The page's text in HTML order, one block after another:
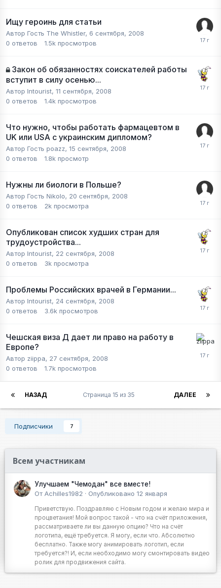
Ищу героинь для статьи
Автор Гость The Whistler, 6 сентября, 2008
0 ответов 1.5k просмотров
Закон об обязанностях соискателей работы
вступит в силу осенью...
Автор Intourist, 11 сентября, 2008
0 ответов 1.4k просмотров
Что нужно, чтобы работать фармацевтом в
UK или USA с украинским дипломом?
Автор Гость poazz, 15 сентября, 2008
0 ответов 1.8k просмотр
Нужны ли биологи в Польше?
Автор Гость Nikolo, 20 сентября, 2008
0 ответов 2k просмотра
Опубликован список худших стран для
трудоустройства...
Автор Intourist, 22 сентября, 2008
0 ответов 3k просмотра
Проблемы Российских врачей в Германии...
Автор Intourist, 24 сентября, 2008
0 ответов 3.6k просмотров
Чешская виза Д дает ли право на работу в
Европе?
Автор ziippa, 27 сентября, 2008
0 ответов 1.7k просмотров
НАЗАД ДАЛЕЕ
Страница 15 из 35
Подписчики 7
Всем участникам
Улучшаем "Чемодан" все вместе!
От Achilles1982 · Опубликовано 12 января
Приветствую. Поздравляю с Новым годом и желаю мира и
процветания! Мой вопрос такой - что на счёт приложения,
рассматриваете ли вы данную опцию? Что на счёт
логотипа, ещё требуется. Я могу, если что. Абсолютно
бесплатно. Также могу анимировать логотип, если
требуется?! И, если необходимо могу смонтировать видео
ролик для продвижения сайта.